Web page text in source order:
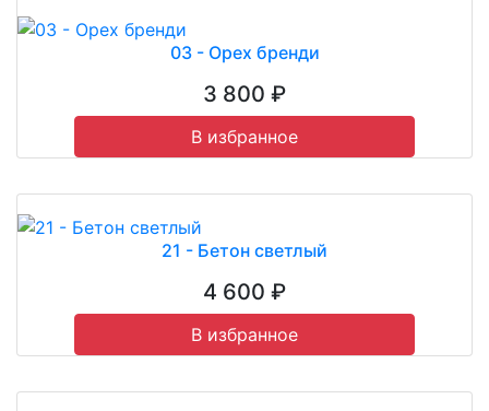
03 - Орех бренди
3 800 ₽
В избранное
21 - Бетон светлый
4 600 ₽
В избранное